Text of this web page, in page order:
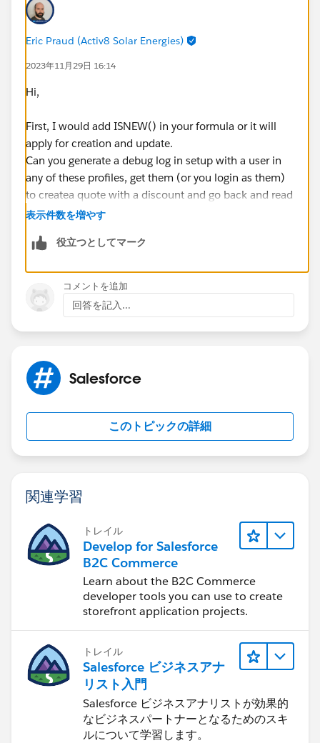
Eric Praud (Activ8 Solar Energies)
2023年11月29日 16:14
Hi,
First, I would add ISNEW() in your formula or it will
apply for creation and update.
Can you generate a debug log in setup with a user in
any of these profiles, get them (or you login as them)
to createa quote with a discount and go back and read
the logs. It will show you what the field values are at
there's a spelling mistake with the profile names, or
表示件数を増やす
役立つとしてマーク
コメントを追加
回答を記入...
Salesforce
このトピックの詳細
関連学習
トレイル
Develop for Salesforce
B2C Commerce
Learn about the B2C Commerce
developer tools you can use to create
storefront application projects.
トレイル
Salesforce ビジネスアナ
リスト入門
Salesforce ビジネスアナリストが効果的
なビジネスパートナーとなるためのスキ
ルについて学習します。